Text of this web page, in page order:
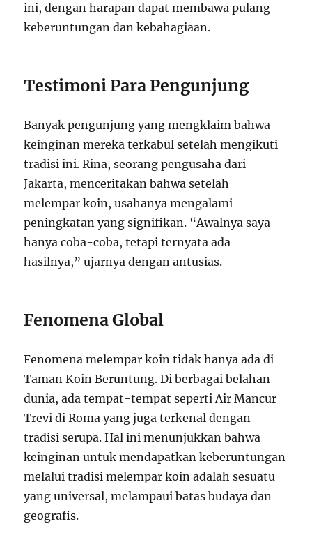
ini, dengan harapan dapat membawa pulang
keberuntungan dan kebahagiaan.
Testimoni Para Pengunjung
Banyak pengunjung yang mengklaim bahwa
keinginan mereka terkabul setelah mengikuti
tradisi ini. Rina, seorang pengusaha dari
Jakarta, menceritakan bahwa setelah
melempar koin, usahanya mengalami
peningkatan yang signifikan. “Awalnya saya
hanya coba-coba, tetapi ternyata ada
hasilnya,” ujarnya dengan antusias.
Fenomena Global
Fenomena melempar koin tidak hanya ada di
Taman Koin Beruntung. Di berbagai belahan
dunia, ada tempat-tempat seperti Air Mancur
Trevi di Roma yang juga terkenal dengan
tradisi serupa. Hal ini menunjukkan bahwa
keinginan untuk mendapatkan keberuntungan
melalui tradisi melempar koin adalah sesuatu
yang universal, melampaui batas budaya dan
geografis.